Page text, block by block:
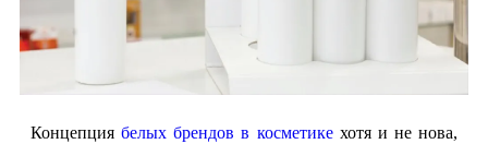
Концепциябелых брендов в косметикехотя и не нова,